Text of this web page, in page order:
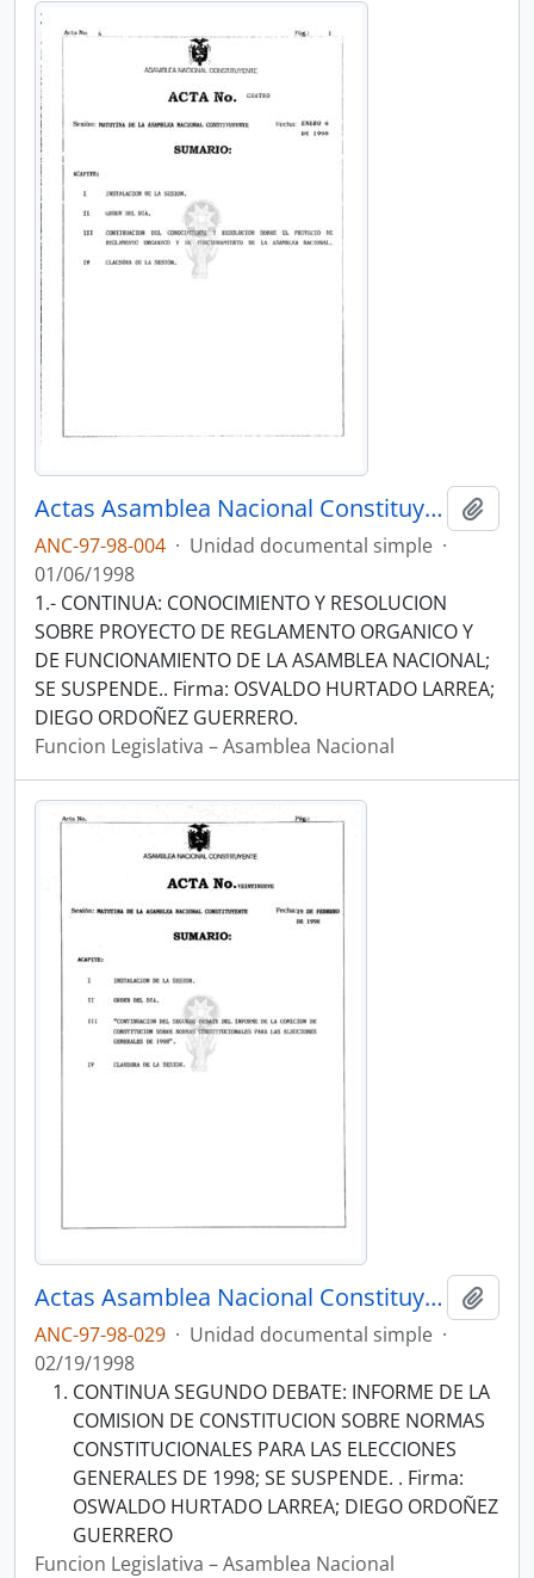
Actas Asamblea Nacional Constituyente 97-98
ANC-97-98-004 · Unidad documental simple ·
01/06/1998
1.- CONTINUA: CONOCIMIENTO Y RESOLUCION
SOBRE PROYECTO DE REGLAMENTO ORGANICO Y
DE FUNCIONAMIENTO DE LA ASAMBLEA NACIONAL;
SE SUSPENDE.. Firma: OSVALDO HURTADO LARREA;
DIEGO ORDOÑEZ GUERRERO.
Funcion Legislativa – Asamblea Nacional
Actas Asamblea Nacional Constituyente 97-98
ANC-97-98-029 · Unidad documental simple ·
02/19/1998
CONTINUA SEGUNDO DEBATE: INFORME DE LA
COMISION DE CONSTITUCION SOBRE NORMAS
CONSTITUCIONALES PARA LAS ELECCIONES
GENERALES DE 1998; SE SUSPENDE. . Firma:
OSWALDO HURTADO LARREA; DIEGO ORDOÑEZ
GUERRERO
Funcion Legislativa – Asamblea Nacional